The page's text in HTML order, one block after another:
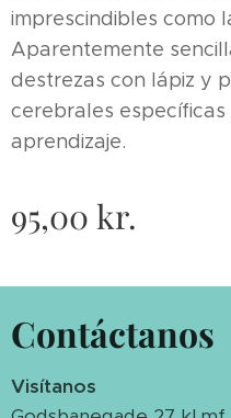
imprescindibles como
Aparentemente
destrezas con lápiz y
cerebrales
aprendizaje.
95,00 kr.
Contáctanos
Visítanos